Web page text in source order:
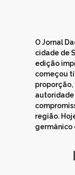
O Jornal
cidade de
edição
começou
proporção,
região.
germânico